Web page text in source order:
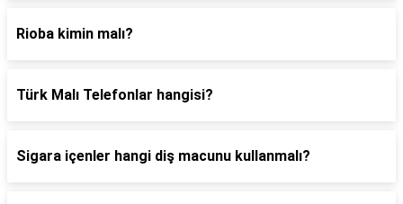
Rioba kimin malı?
Türk Malı Telefonlar hangisi?
Sigara içenler hangi diş macunu kullanmalı?